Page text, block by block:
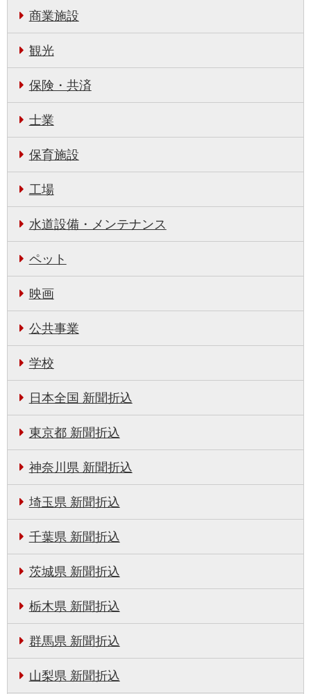
商業施設
観光
保険・共済
士業
保育施設
工場
水道設備・メンテナンス
ペット
映画
公共事業
学校
日本全国 新聞折込
東京都 新聞折込
神奈川県 新聞折込
埼玉県 新聞折込
千葉県 新聞折込
茨城県 新聞折込
栃木県 新聞折込
群馬県 新聞折込
山梨県 新聞折込